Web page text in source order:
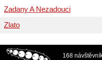
Zadany A Nezadouci
Zlato
168